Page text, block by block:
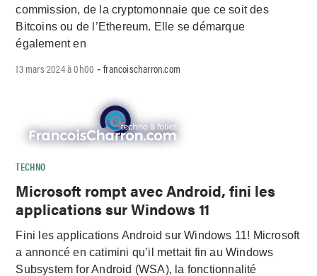
commission, de la cryptomonnaie que ce soit des
Bitcoins ou de l’Ethereum. Elle se démarque
également en
13 mars 2024 à 0h00 -francoischarron.com
TECHNO
Microsoft rompt avec Android, fini les
applications sur Windows 11
Fini les applications Android sur Windows 11! Microsoft
a annoncé en catimini qu’il mettait fin au Windows
Subsystem for Android (WSA), la fonctionnalité